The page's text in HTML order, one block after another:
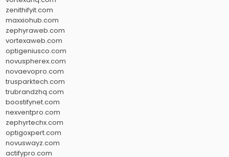
zenithifyit.com
maxxiohub.com
zephyraweb.com
vortexaweb.com
optigeniusco.com
novuspherex.com
novaevopro.com
trusparktech.com
trubrandzhq.com
boostifynet.com
nexventpro.com
zephyrtechx.com
optigoxpert.com
novuswayz.com
actifypro.com